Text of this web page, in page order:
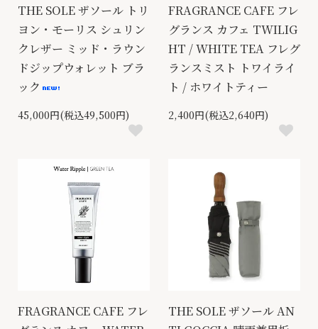
THE SOLE ザソール トリ
ヨン・モーリス シュリン
クレザー ミッド・ラウン
ドジップウォレット ブラ
ック
45,000円(税込49,500円)
FRAGRANCE CAFE フレ
グランス カフェ TWILIG
HT / WHITE TEA フレグ
ランスミスト トワイライ
ト / ホワイトティー
2,400円(税込2,640円)
FRAGRANCE CAFE フレ
THE SOLE ザソール AN